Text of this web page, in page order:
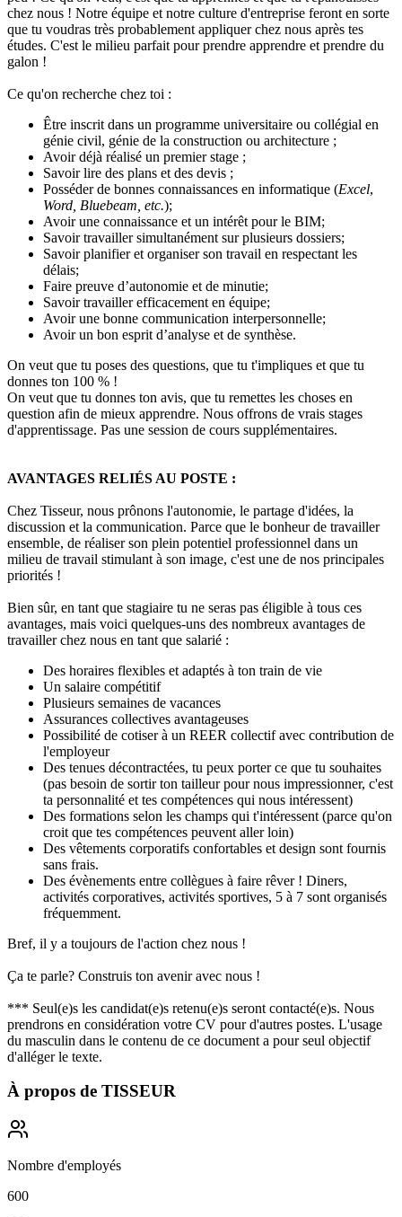
chez nous ! Notre équipe et notre culture d'entreprise feront en sorte
que tu voudras très probablement appliquer chez nous après tes
études. C'est le milieu parfait pour prendre apprendre et prendre du
galon !
Ce qu'on recherche chez toi :
Être inscrit dans un programme universitaire ou collégial en
génie civil, génie de la construction ou architecture ;
Avoir déjà réalisé un premier stage ;
Savoir lire des plans et des devis ;
Posséder de bonnes connaissances en informatique (Excel,
Word, Bluebeam, etc.);
Avoir une connaissance et un intérêt pour le BIM;
Savoir travailler simultanément sur plusieurs dossiers;
Savoir planifier et organiser son travail en respectant les
délais;
Faire preuve d’autonomie et de minutie;
Savoir travailler efficacement en équipe;
Avoir une bonne communication interpersonnelle;
Avoir un bon esprit d’analyse et de synthèse.
On veut que tu poses des questions, que tu t'impliques et que tu
donnes ton 100 % !
On veut que tu donnes ton avis, que tu remettes les choses en
question afin de mieux apprendre. Nous offrons de vrais stages
d'apprentissage. Pas une session de cours supplémentaires.
AVANTAGES RELIÉS AU POSTE :
Chez Tisseur, nous prônons l'autonomie, le partage d'idées, la
discussion et la communication. Parce que le bonheur de travailler
ensemble, de réaliser son plein potentiel professionnel dans un
milieu de travail stimulant à son image, c'est une de nos principales
priorités !
Bien sûr, en tant que stagiaire tu ne seras pas éligible à tous ces
avantages, mais voici quelques-uns des nombreux avantages de
travailler chez nous en tant que salarié :
Des horaires flexibles et adaptés à ton train de vie
Un salaire compétitif
Plusieurs semaines de vacances
Assurances collectives avantageuses
Possibilité de cotiser à un REER collectif avec contribution de
l'employeur
Des tenues décontractées, tu peux porter ce que tu souhaites
(pas besoin de sortir ton tailleur pour nous impressionner, c'est
ta personnalité et tes compétences qui nous intéressent)
Des formations selon les champs qui t'intéressent (parce qu'on
croit que tes compétences peuvent aller loin)
Des vêtements corporatifs confortables et design sont fournis
sans frais.
Des évènements entre collègues à faire rêver ! Diners,
activités corporatives, activités sportives, 5 à 7 sont organisés
fréquemment.
Bref, il y a toujours de l'action chez nous !
Ça te parle? Construis ton avenir avec nous !
*** Seul(e)s les candidat(e)s retenu(e)s seront contacté(e)s. Nous
prendrons en considération votre CV pour d'autres postes. L'usage
du masculin dans le contenu de ce document a pour seul objectif
d'alléger le texte.
À propos de TISSEUR
Nombre d'employés
600